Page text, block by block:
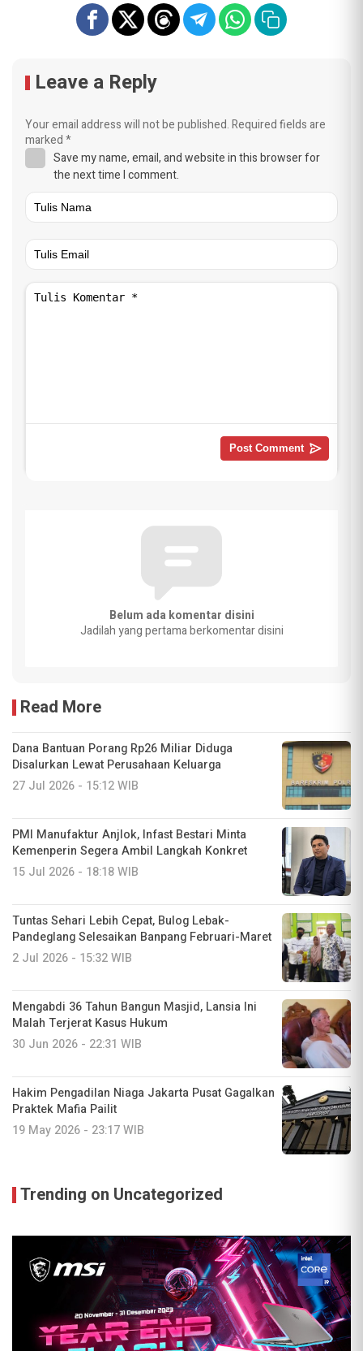
Leave a Reply
Your email address will not be published.Required fields are
marked*
Save my name, email, and website in this browser for
the next time I comment.
Belum ada komentar disini
Jadilah yang pertama berkomentar disini
Read More
Dana Bantuan Porang Rp26 Miliar Diduga
Disalurkan Lewat Perusahaan Keluarga
27 Jul 2026 - 15:12 WIB
PMI Manufaktur Anjlok, Infast Bestari Minta
Kemenperin Segera Ambil Langkah Konkret ​
15 Jul 2026 - 18:18 WIB
Tuntas Sehari Lebih Cepat, Bulog Lebak-
Pandeglang Selesaikan Banpang Februari-Maret
2 Jul 2026 - 15:32 WIB
Mengabdi 36 Tahun Bangun Masjid, Lansia Ini
Malah Terjerat Kasus Hukum
30 Jun 2026 - 22:31 WIB
Hakim Pengadilan Niaga Jakarta Pusat Gagalkan
Praktek Mafia Pailit
19 May 2026 - 23:17 WIB
Trending on Uncategorized